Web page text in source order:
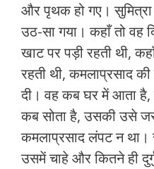
और पृथक हो गए।
उठ-सा गया। कहाँ तो वह
खाट पर पड़ी रहती थी,
रहती थी, कमलाप्रसाद
दी। वह कब घर में आता
कब सोता है, उसकी उसे
कमलाप्रसाद लंपट न था।
उसमें चाहे और कितने ही